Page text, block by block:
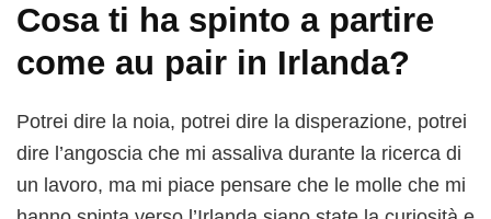
Cosa ti ha spinto a partire
come au pair in Irlanda?
Potrei dire la noia, potrei dire la disperazione, potrei
dire l’angoscia che mi assaliva durante la ricerca di
un lavoro, ma mi piace pensare che le molle che mi